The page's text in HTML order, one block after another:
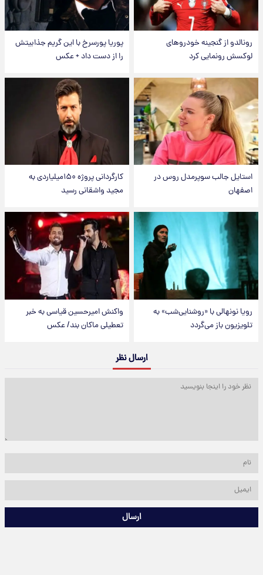
رونالدو از گنجینه خودروهای
لوکسش رونمایی کرد
پوریا پورسرخ با این گریم جذابیتش
را از دست داد + عکس
استایل جالب سوپرمدل روس در
اصفهان
کارگردانی پروژه ۱۵۰میلیاردی به
مجید واشقانی رسید
رویا نونهالی با «روشنایی‌شب» به
تلویزیون باز می‌گردد
واکنش امیرحسین قیاسی به خبر
تعطیلی ماکان بند/ عکس
ارسال نظر
ارسال